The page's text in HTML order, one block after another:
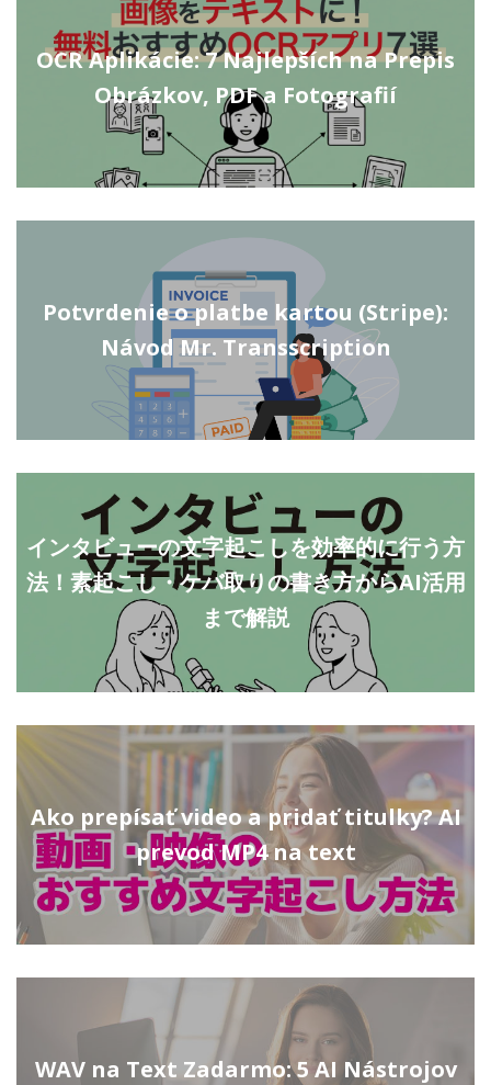
OCR Aplikácie: 7 Najlepších na Prepis
Obrázkov, PDF a Fotografií
Potvrdenie o platbe kartou (Stripe):
Návod Mr. Transscription
インタビューの文字起こしを効率的に行う方
法！素起こし・ケバ取りの書き方からAI活用
まで解説
Ako prepísať video a pridať titulky? AI
prevod MP4 na text
WAV na Text Zadarmo: 5 AI Nástrojov